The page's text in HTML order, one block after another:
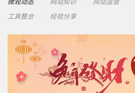
微观动态 网站知识 网站运营
工具整合 经验分享